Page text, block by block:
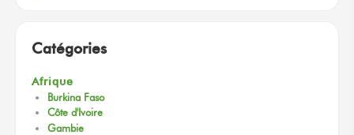
Catégories
Afrique
Burkina Faso
Côte d'Ivoire
Gambie